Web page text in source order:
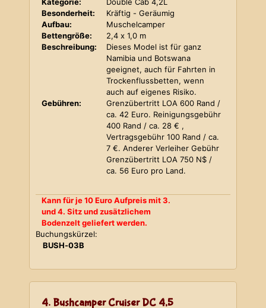
Besonderheit:
Kräftig - Geräumig
Aufbau:
Muschelcamper
Bettengröße:
2,4 x 1,0 m
Beschreibung:
Dieses Model ist für ganz
Namibia und Botswana
geeignet, auch für Fahrten in
Trockenflussbetten, wenn
auch auf eigenes Risiko.
Gebühren:
Grenzübertritt LOA 600 Rand /
ca. 42 Euro. Reinigungsgebühr
400 Rand / ca. 28 € ,
Vertragsgebühr 100 Rand / ca.
7 €. Anderer Verleiher Gebühr
Grenzübertritt LOA 750 N$ /
ca. 56 Euro pro Land.
Kann für je 10 Euro Aufpreis mit 3.
und 4. Sitz und zusätzlichem
Bodenzelt geliefert werden.
Buchungskürzel:
BUSH-03B
4. Bushcamper Cruiser DC 4,5